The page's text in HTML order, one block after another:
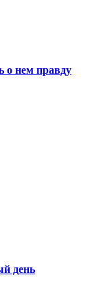
о нем правду
день